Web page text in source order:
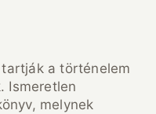
a történelem
Ismeretlen
melynek